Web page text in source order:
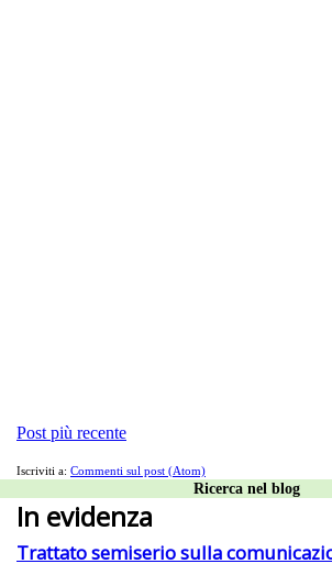
Post più recente
Iscriviti a: Commenti sul post (Atom)
Ricerca nel blog
In evidenza
Trattato semiserio sulla